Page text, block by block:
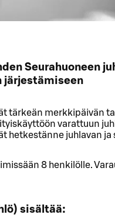
Seurahuoneen
järjestämiseen
tärkeän merkkipäivän
varattuun
hetkestänne juhlavan ja
8 henkilölle.
sisältää: